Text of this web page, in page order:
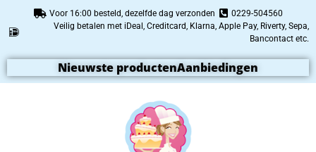
Voor 16:00 besteld, dezelfde dag verzonden
0229-504560
Veilig betalen met iDeal, Creditcard, Klarna, Apple Pay, Riverty, Sepa,
Bancontact etc.
Nieuwste productenAanbiedingen